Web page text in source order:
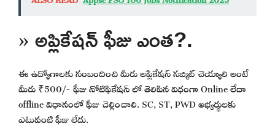
» అప్లికేషన్ ఫీజు ఎంత?.
ఈ ఉద్యోగాలకు సంబందించి మీరు అప్లికేషన్ సబ్మిట్ చెయ్యాలి అంటే
మీరు ₹500/- ఫీజు నోటిఫికేషన్ లో తెలిపిన విధంగా Online లేదా
offline విధానంలో ఫీజు చెల్లించాలి. SC, ST, PWD అభ్యర్థులకు
ఎటువంటి ఫీజు లేదు.